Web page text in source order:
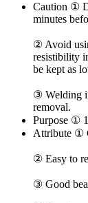
Caution ①
minutes
② Avoid
resistibility
be kept as
③ Welding
removal.
Purpose ①
Attribute ①
② Easy to
③ Good